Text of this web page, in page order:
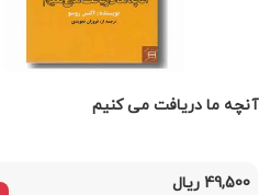
آنچه ما دریافت می کنیم
49,500 ریال